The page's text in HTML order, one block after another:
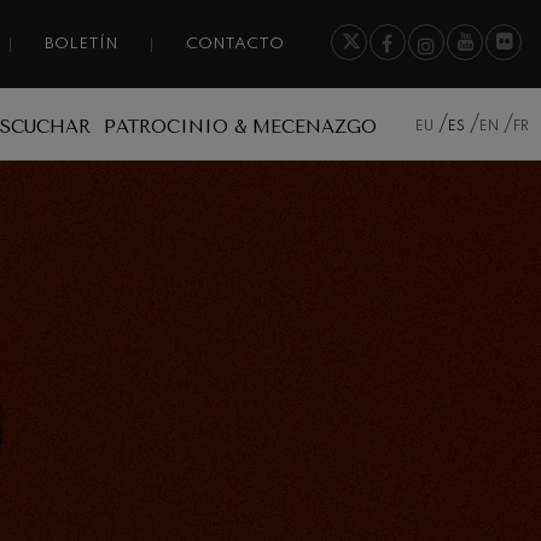
BOLETÍN CONTACTO
PATROCINIO & MECENAZGO EU ES EN FR